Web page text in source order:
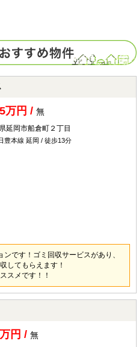
万円 / 無
延岡市船倉町２丁目
豊本線 延岡 / 徒歩13分
です！ゴミ回収サービスがあり、
してもらえます！
スメです！！
円 / 無